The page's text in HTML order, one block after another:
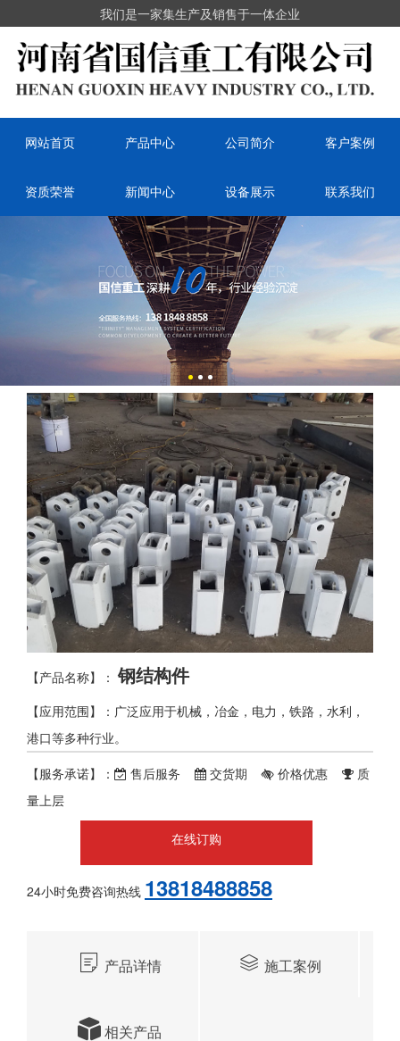
我们是一家集生产及销售于一体企业
网站首页 产品中心 公司简介 客户案例
资质荣誉 新闻中心 设备展示 联系我们
【产品名称】： 钢结构件
【应用范围】：广泛应用于机械，冶金，电力，铁路，水利，
港口等多种行业。
【服务承诺】：
售后服务 交货期 价格优惠
质
量上层
在线订购
24小时免费咨询热线 13818488858
产品详情 施工案例
相关产品